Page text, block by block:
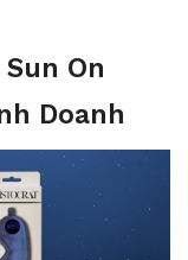
On
Doanh